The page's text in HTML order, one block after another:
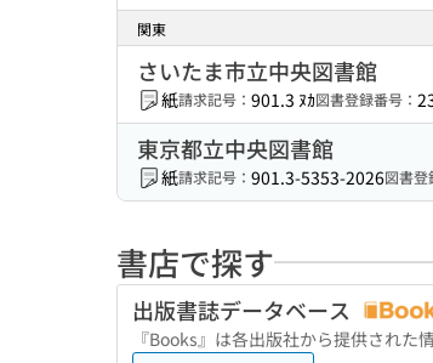
関東
さいたま市立中央図書館
紙請求記号： 901.3 ﾇｶ図書登録番号：
東京都立中央図書館
紙請求記号： 901.3-5353-2026図書登
書店で探す
出版書誌データベース
『Books』は各出版社から提供された